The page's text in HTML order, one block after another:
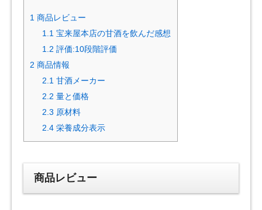
1 商品レビュー
1.1 宝来屋本店の甘酒を飲んだ感想
1.2 評価:10段階評価
2 商品情報
2.1 甘酒メーカー
2.2 量と価格
2.3 原材料
2.4 栄養成分表示
商品レビュー